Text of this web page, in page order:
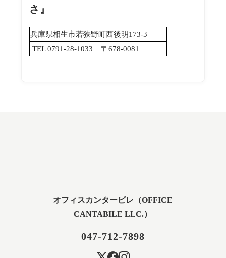
さ』
兵庫県相生市若狭野町西後明173-3
TEL 0791-28-1033 〒678-0081
オフィスカンタービレ（OFFICE
CANTABILE LLC.）
047-712-7898